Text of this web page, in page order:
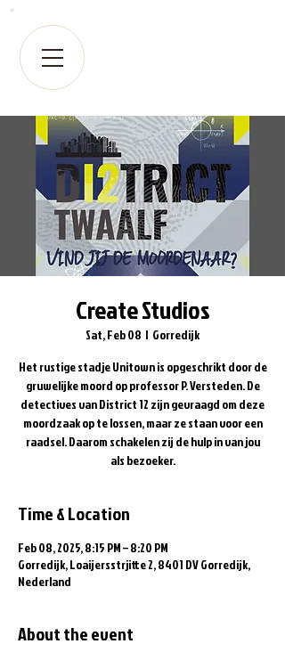
Create Studios
Sat, Feb 08
  |
Gorredijk
Het rustige stadje Unitown is opgeschrikt door de
gruwelijke moord op professor P. Versteden. De
detectives van District 12 zijn gevraagd om deze
moordzaak op te lossen, maar ze staan voor een
raadsel. Daarom schakelen zij de hulp in van jou
als bezoeker.
Time & Location
Feb 08, 2025, 8:15 PM – 8:20 PM
Gorredijk, Loaijersstrjitte 2, 8401 DV Gorredijk,
Nederland
About the event